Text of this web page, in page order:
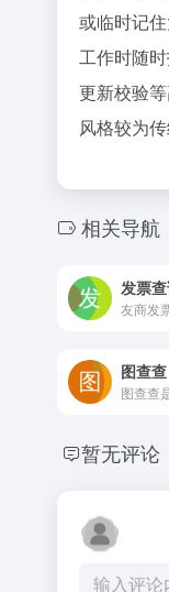
或临时记
工作时随
更新校验
风格较为
相关导航
发票
图查查
暂无评论